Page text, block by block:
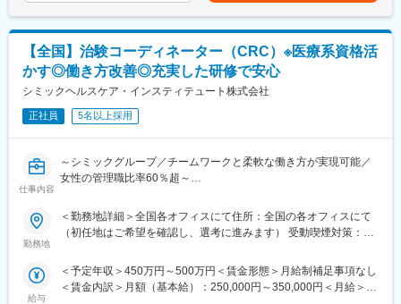
CRC社内認定制度を採用し、継続研修を充実させることで常に新
しい知識を身につけ、スキルアップできる環境を用意していま
す。
■キャリアステップ：
CRCとして幅広い経験を積むことや、スペシャリストとして特定
の疾患領域の専門的な経験を積んでいくことも可能です。
また、グループの垣根を超えCRCからSMAやCRAへのキャリアチ
変更の範囲：会社の定める業務
す。
■スキルアップにも最適（豊富なパイプライン）：
チームで複数の治験を実施していきますので、幅広い疾患領域を
担当することができます。
オンコロジーはもちろん、希少疾患など幅広い領域を受託してお
ります。
今後海外とも連携しながら更なる治験獲得を目指しておりますの
で、将来性・安定感についても安心です。
＜安心の働きやすさ＞
フレックスタイム制も取り入れ、柔軟に働き方をアレンジ可能。
手当もございます。
【全国】治験コーディネーター（CRC）※医療系資格活
かす◎働き方改善◎充実した研修で安心
シミックヘルスケア・インスティテュート株式会社
正社員 5名以上採用
仕事内容
～シミックグループ／チームワークと柔軟な働き方が実現可能／
女性の管理職比率60％超～
や私たちのQOLを向上させるべく、新しい治療法を開発する必要
があります。今回はそのための治験を実施する際の患者さんおよ
・治験被験者である患者さんへの内容説明補助、ケア／相談
・治験担当医師の補助
勤務地
＜勤務地詳細＞全国各オフィスにて住所：全国の各オフィスにて
（初任地はご希望を確認し、選考に進みます） 受動喫煙対策：そ
業所
給与
＜予定年収＞450万円～500万円＜賃金形態＞月給制補足事項なし
＜賃金内訳＞月額（基本給）：250,000円～350,000円＜月給＞